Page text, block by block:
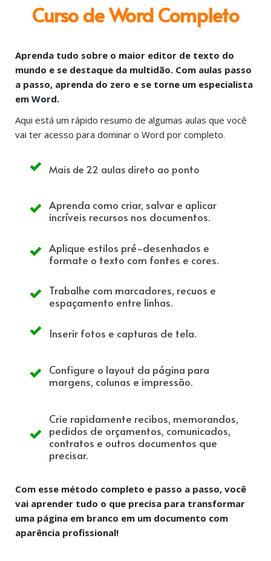
Curso de Word Completo
Aprenda tudo sobre o maior editor de texto do
mundo e se destaque da multidão. Com aulas passo
a passo, aprenda do zero e se torne um especialista
em Word.
Aqui está um rápido resumo de algumas aulas que você
vai ter acesso para dominar o Word por completo.
Mais de 22 aulas direto ao ponto
Aprenda como criar, salvar e aplicar
incríveis recursos nos documentos.
Aplique estilos pré-desenhados e
formate o texto com fontes e cores.
Trabalhe com marcadores, recuos e
espaçamento entre linhas.
Inserir fotos e capturas de tela.
Configure o layout da página para
margens, colunas e impressão.
Crie rapidamente recibos, memorandos,
pedidos de orçamentos, comunicados,
contratos e outros documentos que
precisar.
Com esse método completo e passo a passo, você
vai aprender tudo o que precisa para transformar
uma página em branco em um documento com
aparência profissional!